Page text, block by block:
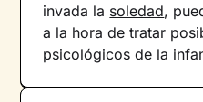
invada la soledad,
a la hora de tratar
psicológicos de la